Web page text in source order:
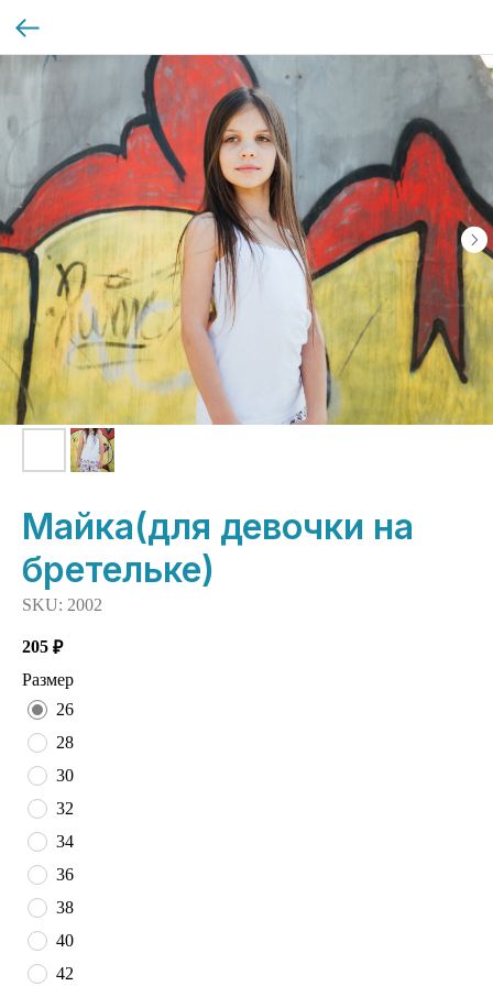
Майка(для девочки на
бретельке)
SKU: 2002
205 ₽
Размер
26
28
30
32
34
36
38
40
42